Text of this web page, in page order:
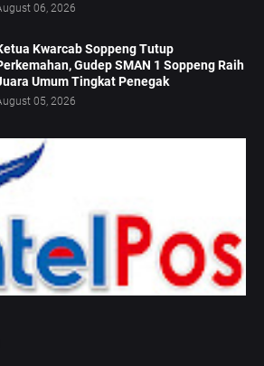
06, 2026
Kwarcab Soppeng Tutup
Gudep SMAN 1 Soppeng Raih
Umum Tingkat Penegak
05, 2026